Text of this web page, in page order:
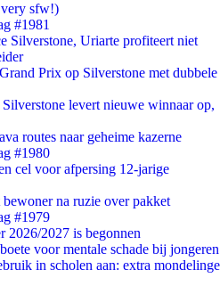
sfw!)
#1981
Silverstone, Uriarte profiteert niet
Prix op Silverstone met dubbele
levert nieuwe winnaar op,
routes naar geheime kazerne
#1980
cel voor afpersing 12-jarige
na ruzie over pakket
#1979
2026/2027 is begonnen
voor mentale schade bij jongeren
in scholen aan: extra mondelinge